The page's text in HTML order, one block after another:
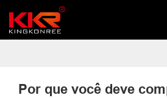
Por que você deve